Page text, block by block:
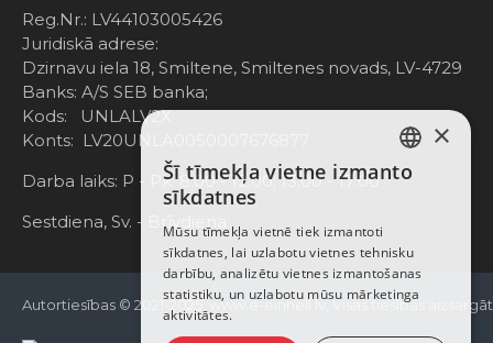
Reg.Nr.: LV44103005426
Juridiskā adrese:
Dzirnavu iela 18, Smiltene, Smiltenes novads, LV-4729
Banks: A/S SEB banka;
Kods: UNLALV2X
Konts: LV20UNLA0050007676877
Darba laiks: P - Pk. 8:00 - 12:00; 13:00 - 17:00
Sestdiena, Sv. - Brīvdiena
Autortiesības © 2021-2025, www.e-einhell.lv, Visas tiesības
LATVIAN
ENGLISH
×
Šī tīmekļa vietne izmanto
sīkdatnes
Mūsu tīmekļa vietnē tiek izmantoti
sīkdatnes, lai uzlabotu vietnes tehnisku
darbību, analizētu vietnes izmantošanas
statistiku, un uzlabotu mūsu mārketinga
aktivitātes.